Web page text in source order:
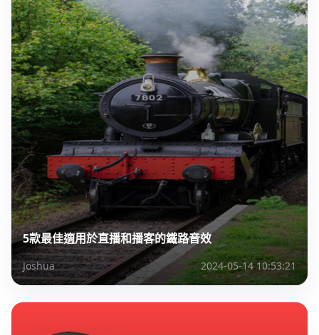
5款最佳適用於直播和播客的鐵路音效
Joshua 2024-05-14 10:53:21